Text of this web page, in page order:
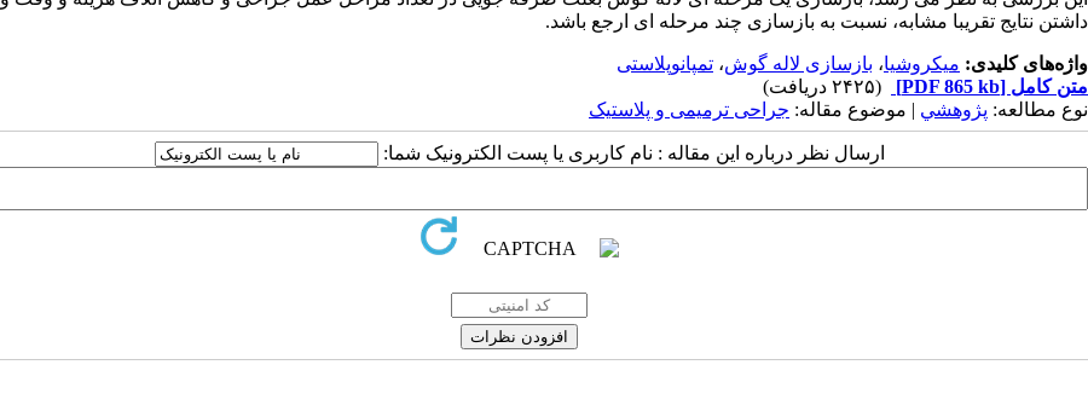
داشتن نتایج تقریبا مشابه، نسبت به بازسازی چند مرحله ای ارجع باشد.
واژه‌های کلیدی: میکروشیا، بازسازی لاله گوش، تمپانوپلاستی
متن کامل [PDF 865 kb]
(۲۴۲۵ دریافت)
نوع مطالعه: پژوهشي | موضوع مقاله: جراحی ترمیمی و پلاستیک
ارسال نظر درباره این مقاله : نام کاربری یا پست الکترونیک شما: